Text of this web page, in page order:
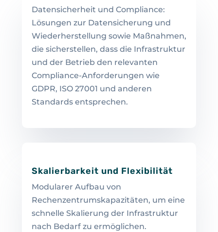
Datensicherheit und Compliance:
Lösungen zur Datensicherung und
Wiederherstellung sowie Maßnahmen,
die sicherstellen, dass die Infrastruktur
und der Betrieb den relevanten
Compliance-Anforderungen wie
GDPR, ISO 27001 und anderen
Standards entsprechen.
Skalierbarkeit und Flexibilität
Modularer Aufbau von
Rechenzentrumskapazitäten, um eine
schnelle Skalierung der Infrastruktur
nach Bedarf zu ermöglichen.